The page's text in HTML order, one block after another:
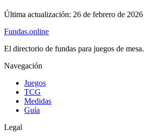
Última actualización: 26 de febrero de 2026
Fundas.online
El directorio de fundas para juegos de mesa.
Navegación
Juegos
TCG
Medidas
Guía
Legal